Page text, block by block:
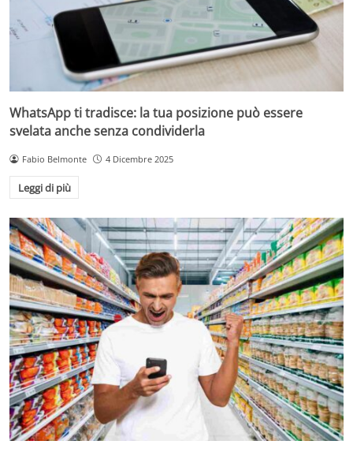
WhatsApp ti tradisce: la tua posizione può essere
svelata anche senza condividerla
Fabio Belmonte 4 Dicembre 2025
Leggi di più